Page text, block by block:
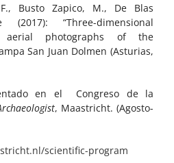
Busto Zapico, M., De Blas
“Three-dimensional
aerial photographs of the
San Juan Dolmen (Asturias,
en el Congreso de la
, Maastricht. (Agosto-
scientific-program